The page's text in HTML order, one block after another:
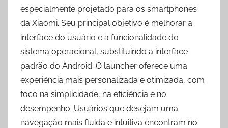
especialmente projetado para os smartphones
da Xiaomi. Seu principal objetivo é melhorar a
interface do usuário e a funcionalidade do
sistema operacional, substituindo a interface
padrão do Android. O launcher oferece uma
experiência mais personalizada e otimizada, com
foco na simplicidade, na eficiência e no
desempenho. Usuários que desejam uma
navegação mais fluida e intuitiva encontram no